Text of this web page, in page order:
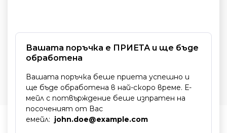
Вашата поръчка е ПРИЕТА и ще бъде
обработена
Вашата поръчка беше приета успешно и
ще бъде обработена в най-скоро време. Е-
мейл с потвърждение беше изпратен на
посоченият от Вас
емейл: john.doe@example.com